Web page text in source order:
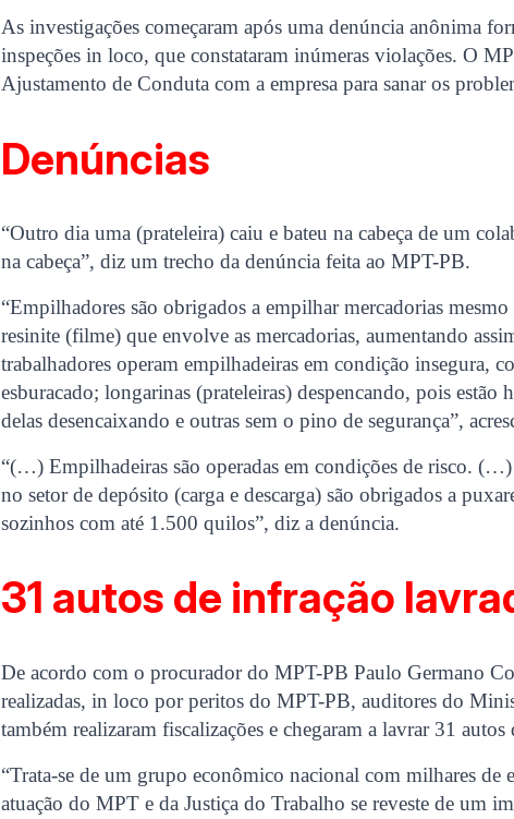
As investigações começaram após uma denúncia anônima
inspeções in loco, que constataram inúmeras violações. O
Ajustamento de Conduta com a empresa para sanar os
Denúncias
“Outro dia uma (prateleira) caiu e bateu na cabeça de um
na cabeça”, diz um trecho da denúncia feita ao MPT-PB.
“Empilhadores são obrigados a empilhar mercadorias
resinite (filme) que envolve as mercadorias, aumentando
trabalhadores operam empilhadeiras em condição insegura,
esburacado; longarinas (prateleiras) despencando, pois estão
delas desencaixando e outras sem o pino de segurança”,
“(…) Empilhadeiras são operadas em condições de risco.
no setor de depósito (carga e descarga) são obrigados a
sozinhos com até 1.500 quilos”, diz a denúncia.
31 autos de infração
De acordo com o procurador do MPT-PB Paulo Germano
realizadas, in loco por peritos do MPT-PB, auditores do
também realizaram fiscalizações e chegaram a lavrar 31
“Trata-se de um grupo econômico nacional com milhares de
atuação do MPT e da Justiça do Trabalho se reveste de um